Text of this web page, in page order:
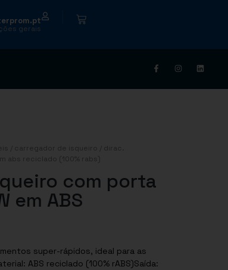
gerais
carregador de isqueiro
/ dirac.
abs reciclado (100% rabs)
com porta
em ABS
super-rápidos, ideal para as
ABS reciclado (100% rABS)Saída: